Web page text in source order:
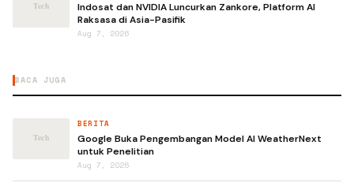
Indosat dan NVIDIA Luncurkan Zankore, Platform AI
Raksasa di Asia-Pasifik
Aug 7, 2026
BACA JUGA
BERITA
Google Buka Pengembangan Model AI WeatherNext
untuk Penelitian
Aug 7, 2026